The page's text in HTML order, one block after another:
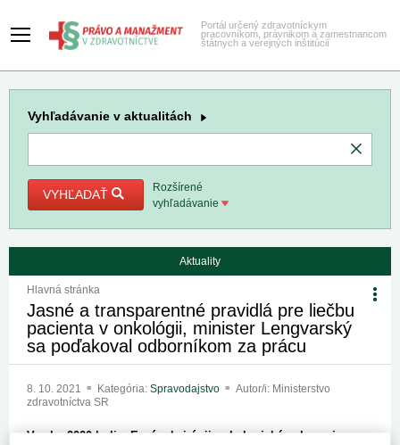
Portál určený zdravotníckym
pracovníkom, právnikom a zamestnancom
štátnych a verejných inštitúcií
Vyhľadávanie v aktualitách
VYHĽADAŤ
Rozšírené
vyhľadávanie
Aktuality
Hlavná stránka
Jasné a transparentné pravidlá pre liečbu
pacienta v onkológii, minister Lengvarský
sa poďakoval odborníkom za prácu
8. 10. 2021 Kategória: Spravodajstvo
Autor/i: Ministerstvo
zdravotníctva SR
V roku 2020 boli v Európskej únii onkologické ochorenia